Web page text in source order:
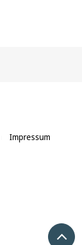
Impressum